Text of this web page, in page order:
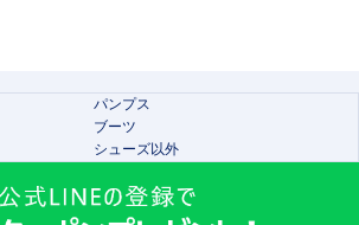
パンプス
ブーツ
シューズ以外